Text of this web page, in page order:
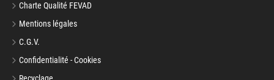
Charte Qualité FEVAD
Mentions légales
C.G.V.
Confidentialité - Cookies